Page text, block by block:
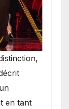
en tant